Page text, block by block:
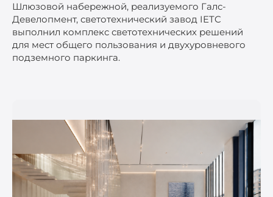
Шлюзовой набережной, реализуемого Галс-
Девелопмент, светотехнический завод IETC
выполнил комплекс светотехнических решений
для мест общего пользования и двухуровневого
подземного паркинга.